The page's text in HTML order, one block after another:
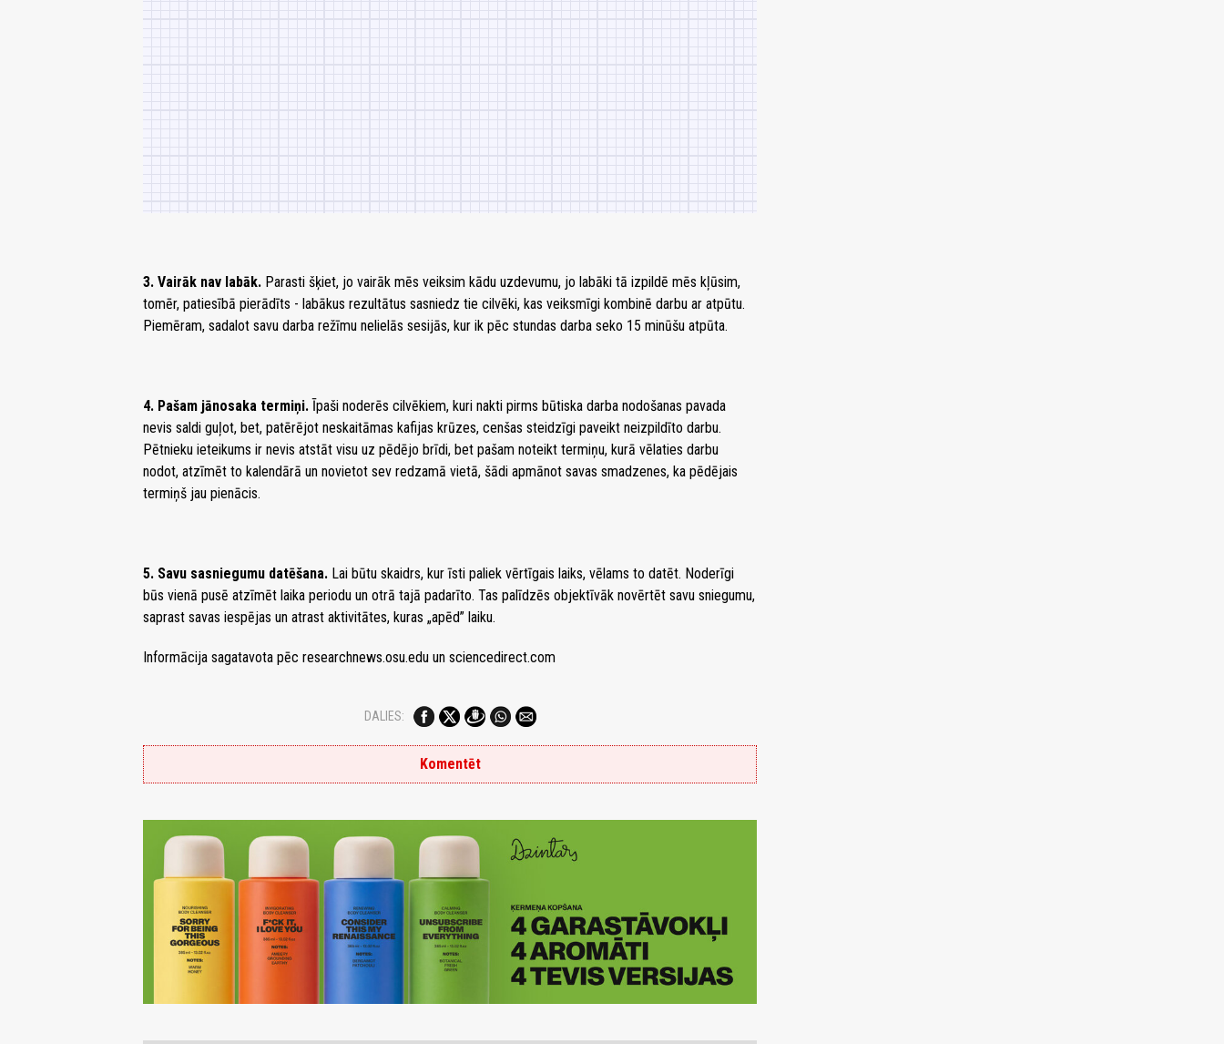
3. Vairāk nav labāk. Parasti šķiet, jo vairāk mēs veiksim kādu uzdevumu, jo labāki tā izpildē mēs kļūsim,
tomēr, patiesībā pierādīts - labākus rezultātus sasniedz tie cilvēki, kas veiksmīgi kombinē darbu ar atpūtu.
Piemēram, sadalot savu darba režīmu nelielās sesijās, kur ik pēc stundas darba seko 15 minūšu atpūta.
4. Pašam jānosaka termiņi. Īpaši noderēs cilvēkiem, kuri nakti pirms būtiska darba nodošanas pavada
nevis saldi guļot, bet, patērējot neskaitāmas kafijas krūzes, cenšas steidzīgi paveikt neizpildīto darbu.
Pētnieku ieteikums ir nevis atstāt visu uz pēdējo brīdi, bet pašam noteikt termiņu, kurā vēlaties darbu
nodot, atzīmēt to kalendārā un novietot sev redzamā vietā, šādi apmānot savas smadzenes, ka pēdējais
termiņš jau pienācis.
5. Savu sasniegumu datēšana. Lai būtu skaidrs, kur īsti paliek vērtīgais laiks, vēlams to datēt. Noderīgi
būs vienā pusē atzīmēt laika periodu un otrā tajā padarīto. Tas palīdzēs objektīvāk novērtēt savu sniegumu,
saprast savas iespējas un atrast aktivitātes, kuras „apēd” laiku.
Informācija sagatavota pēc researchnews.osu.edu un sciencedirect.com
DALIES:
Komentēt